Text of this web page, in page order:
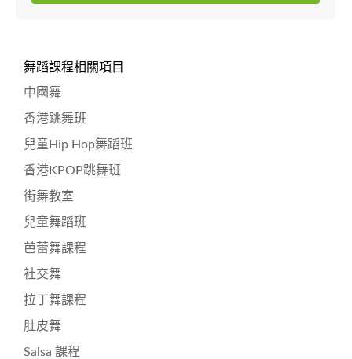
舞蹈課程相關項目
中國舞
香港跳舞班
兒童Hip Hop舞蹈班
香港KPOP跳舞班
街舞教室
兒童舞蹈班
芭蕾舞課程
社交舞
拉丁舞課程
肚皮舞
Salsa 課程